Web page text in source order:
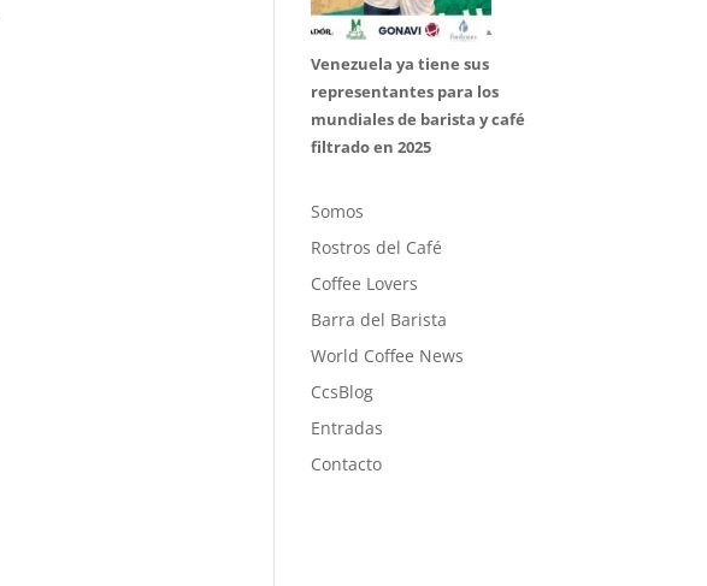
Venezuela ya tiene sus
representantes para los
mundiales de barista y café
filtrado en 2025
Somos
Rostros del Café
Coffee Lovers
Barra del Barista
World Coffee News
CcsBlog
Entradas
Contacto